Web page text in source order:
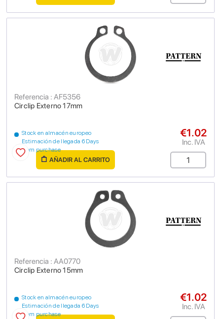
Circlip Externo 17mm
Referencia : AF5356
Stock en almacén europeo
Estimación de llegada 6 Days
from purchase
€1.02
Inc. IVA
AÑADIR AL CARRITO
Circlip Externo 15mm
Referencia : AA0770
Stock en almacén europeo
Estimación de llegada 6 Days
from purchase
€1.02
Inc. IVA